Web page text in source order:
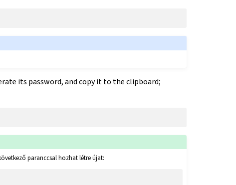
its password, and copy it to the clipboard;
paranccsal hozhat létre újat: